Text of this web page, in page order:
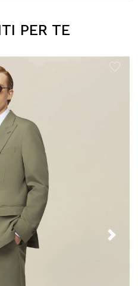
PER TE